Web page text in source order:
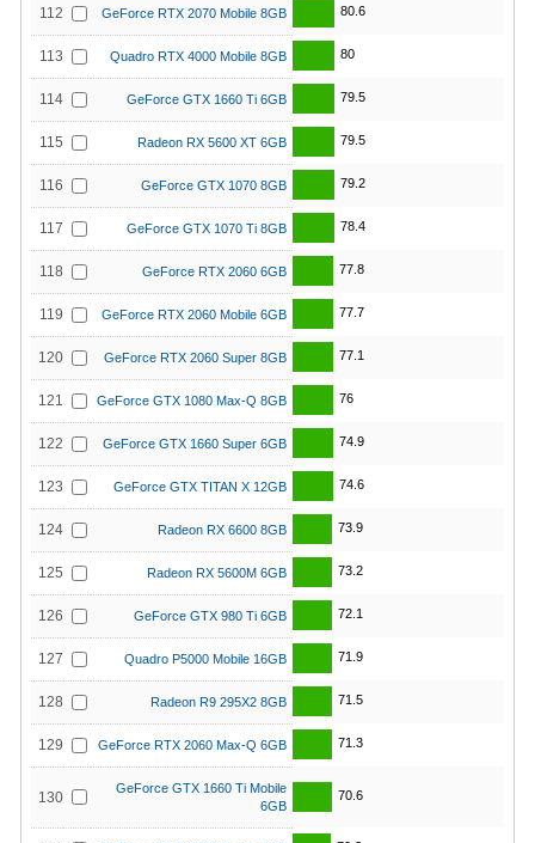
112 GeForce RTX 2070 Mobile 8GB 80.6
113 Quadro RTX 4000 Mobile 8GB 80
114 GeForce GTX 1660 Ti 6GB 79.5
115 Radeon RX 5600 XT 6GB 79.5
116 GeForce GTX 1070 8GB 79.2
117 GeForce GTX 1070 Ti 8GB 78.4
118 GeForce RTX 2060 6GB 77.8
119 GeForce RTX 2060 Mobile 6GB 77.7
120 GeForce RTX 2060 Super 8GB 77.1
121 GeForce GTX 1080 Max-Q 8GB 76
122 GeForce GTX 1660 Super 6GB 74.9
123 GeForce GTX TITAN X 12GB 74.6
124 Radeon RX 6600 8GB 73.9
125 Radeon RX 5600M 6GB 73.2
126 GeForce GTX 980 Ti 6GB 72.1
127 Quadro P5000 Mobile 16GB 71.9
128 Radeon R9 295X2 8GB 71.5
129 GeForce RTX 2060 Max-Q 6GB 71.3
130
GeForce GTX 1660 Ti Mobile
6GB
70.6